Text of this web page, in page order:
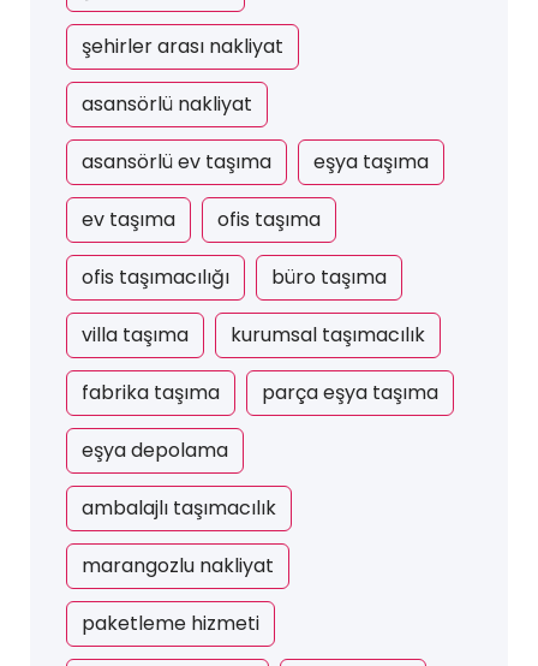
şehirler arası nakliyat
asansörlü nakliyat
asansörlü ev taşıma eşya taşıma
ev taşıma ofis taşıma
ofis taşımacılığı büro taşıma
villa taşıma kurumsal taşımacılık
fabrika taşıma parça eşya taşıma
eşya depolama
ambalajlı taşımacılık
marangozlu nakliyat
paketleme hizmeti